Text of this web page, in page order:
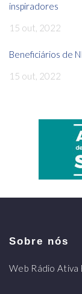
inspiradores
15 out, 2022
Beneficiários de
15 out, 2022
Sobre nós
Web Rádio Ativa